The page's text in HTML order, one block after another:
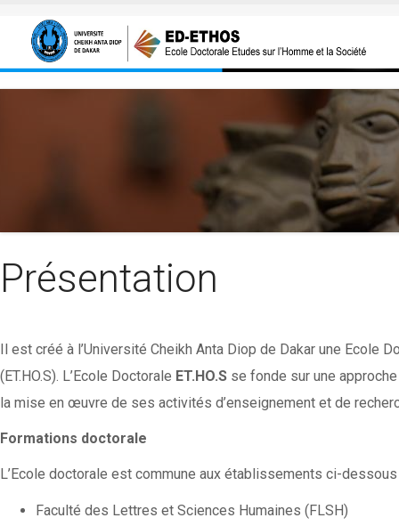
Présentation
Il est créé à l’Université Cheikh Anta Diop de Dakar une Ecole
(ET.HO.S). L’Ecole Doctorale ET.HO.S se fonde sur une
la mise en œuvre de ses activités d’enseignement et de
Formations doctorale
L’Ecole doctorale est commune aux établissements ci-dessous
Faculté des Lettres et Sciences Humaines (FLSH)